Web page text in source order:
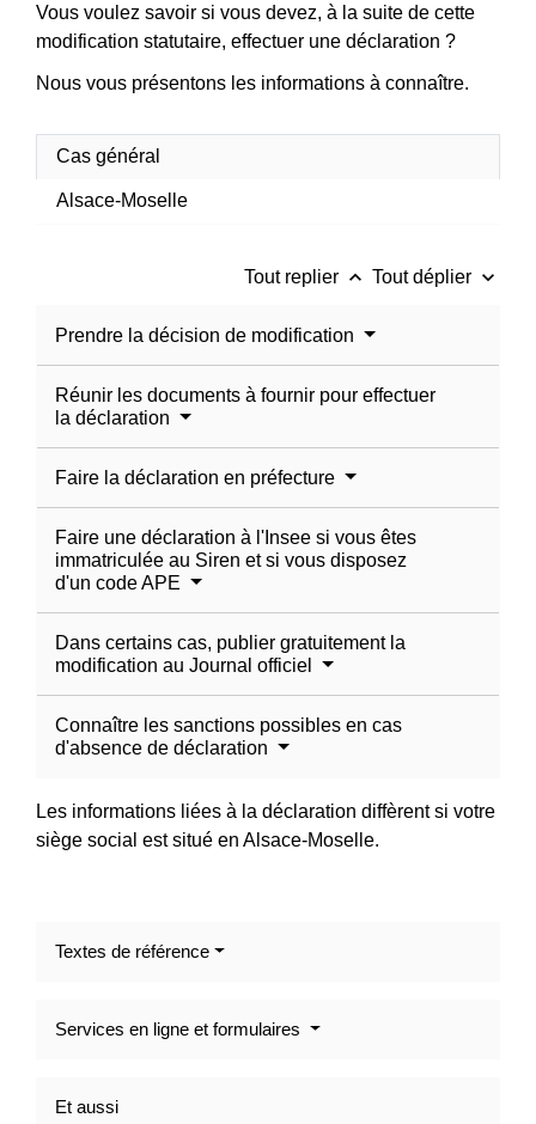
Vous voulez savoir si vous devez, à la suite de cette
modification statutaire, effectuer une déclaration ?
Nous vous présentons les informations à connaître.
Cas général
Alsace-Moselle
Tout replier keyboard_arrow_up Tout déplier keyboard_arrow_down
Prendre la décision de modification
Réunir les documents à fournir pour effectuer
la déclaration
Faire la déclaration en préfecture
Faire une déclaration à l'Insee si vous êtes
immatriculée au Siren et si vous disposez
d'un code APE
Dans certains cas, publier gratuitement la
modification au Journal officiel
Connaître les sanctions possibles en cas
d'absence de déclaration
Les informations liées à la déclaration diffèrent si votre
siège social est situé en Alsace-Moselle.
Textes de référence
Services en ligne et formulaires
Et aussi